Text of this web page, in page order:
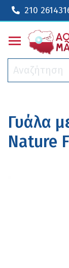
210
Toggle
Γυάλα
Nature